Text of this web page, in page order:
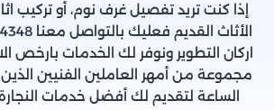
إذا كنت تريد تفصيل غرف نوم، أو تركيب
اركان التطوير ونوفر لك الخدمات بارخص
مجموعة من أمهر العاملين الفنيين
الساعة لتقديم لك أفضل خدمات